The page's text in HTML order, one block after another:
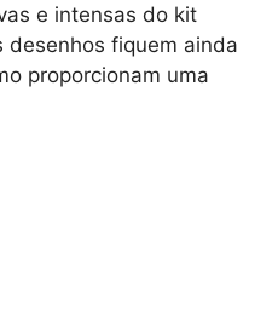
e intensas do kit
desenhos fiquem ainda
proporcionam uma